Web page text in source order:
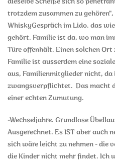
trotzdem zusammen zu
WhiskyGespräch im Lido. das
gehört. Familie ist da, wo man
Türe offenhält. Einen solchen
Familie ist ausserdem eine
aus, Familienmitglieder nicht, da
zwangsverpflichtet. Das macht
einer echten Zumutung.
-Wechseljahre. Grundlose
Ausgerechnet. Es IST aber auch
sich wäre leicht zu nehmen - die
die Kinder nicht mehr findet. Ich